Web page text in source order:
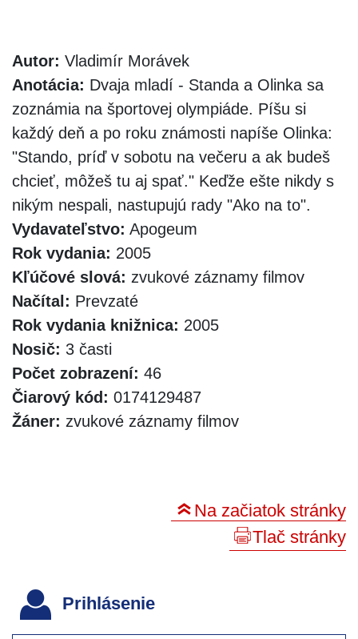
Autor: Vladimír Morávek
Anotácia: Dvaja mladí - Standa a Olinka sa
zoznámia na športovej olympiáde. Píšu si
každý deň a po roku známosti napíše Olinka:
"Stando, príď v sobotu na večeru a ak budeš
chcieť, môžeš tu aj spať." Keďže ešte nikdy s
nikým nespali, nastupujú rady "Ako na to".
Vydavateľstvo: Apogeum
Rok vydania: 2005
Kľúčové slová: zvukové záznamy filmov
Načítal: Prevzaté
Rok vydania knižnica: 2005
Nosič: 3 časti
Počet zobrazení: 46
Čiarový kód: 0174129487
Žáner: zvukové záznamy filmov
Na začiatok stránky
Tlač stránky
Prihlásenie